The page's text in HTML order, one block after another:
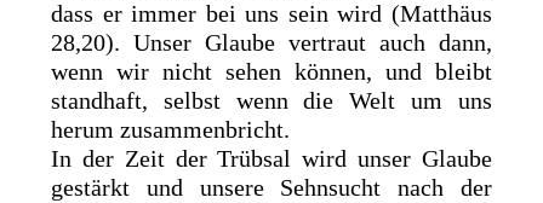
dass er immer bei uns sein wird (Matthäus
28,20). Unser Glaube vertraut auch dann,
wenn wir nicht sehen können, und bleibt
standhaft, selbst wenn die Welt um uns
herum zusammenbricht.
In der Zeit der Trübsal wird unser Glaube
gestärkt und unsere Sehnsucht nach der